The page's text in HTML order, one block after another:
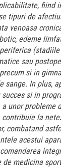
fiind
tipuri de
venoasa
edeme
(stadiile
sau
si in
sange. In plus,
si in
a unor probleme
contribuie la
combatand
acestui
de medicina